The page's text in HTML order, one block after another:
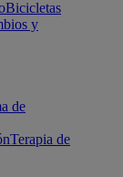
Bicicletas
y
de
Terapia de